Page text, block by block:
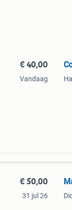
€ 40,00
Vandaag
€ 50,00
31 jul 26